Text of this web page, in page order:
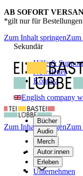
AB SOFORT
*gilt nur für
Zum Inhalt springenZum
Sekundär
Hilfe & Support
Newsletter
Kontakt
English company
Bücher
Audio
Merch
Autor:innen
Erleben
Unternehmen
Zum Inhalt springenZum